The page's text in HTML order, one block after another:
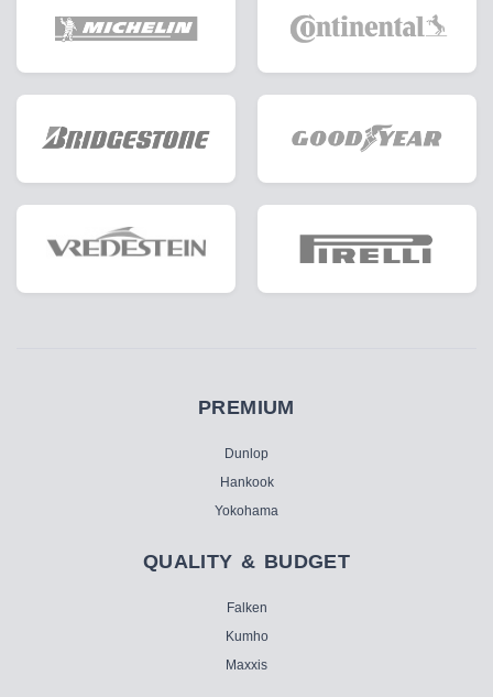
PREMIUM
Dunlop
Hankook
Yokohama
QUALITY & BUDGET
Falken
Kumho
Maxxis